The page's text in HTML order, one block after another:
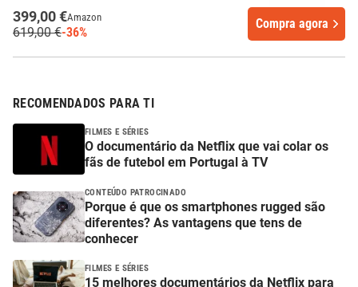
399,00 €Amazon
619,00 €-36%
Compra agora
RECOMENDADOS PARA TI
FILMES E SÉRIES
O documentário da Netflix que vai colar os
fãs de futebol em Portugal à TV
CONTEÚDO PATROCINADO
Porque é que os smartphones rugged são
diferentes? As vantagens que tens de
conhecer
FILMES E SÉRIES
15 melhores documentários da Netflix para